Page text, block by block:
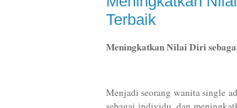
Terbaik
Meningkatkan Nilai Diri
Menjadi seorang wanita single